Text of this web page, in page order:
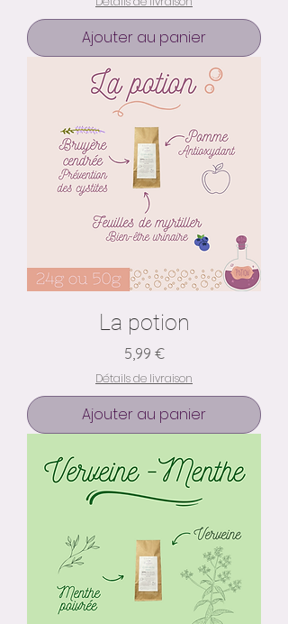
Ajouter au panier
La potion
Prix
5,99 €
Détails de livraison
Ajouter au panier